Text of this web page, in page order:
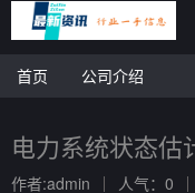
首页 公司介绍
电力系统状态估
作者:admin 人气：0